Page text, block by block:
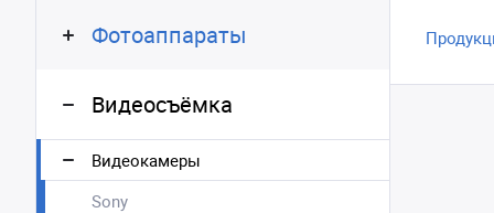
Фотоаппараты
Видеосъёмка
Видеокамеры
Sony